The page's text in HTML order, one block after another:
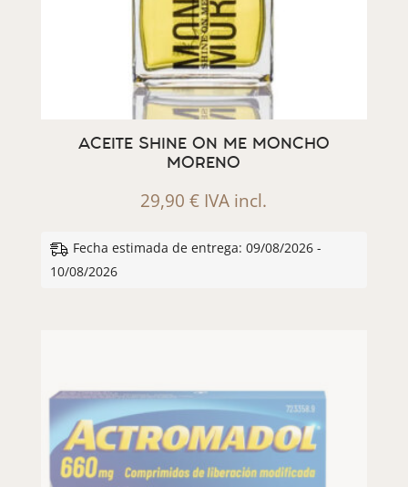
ACEITE SHINE ON ME MONCHO
MORENO
29,90€ IVA incl.
Fecha estimada de entrega: 09/08/2026 -
10/08/2026